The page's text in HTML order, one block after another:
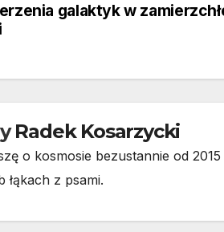
galaktyk w
Radek Kosarzycki
o kosmosie bezustannie od
łąkach z psami.